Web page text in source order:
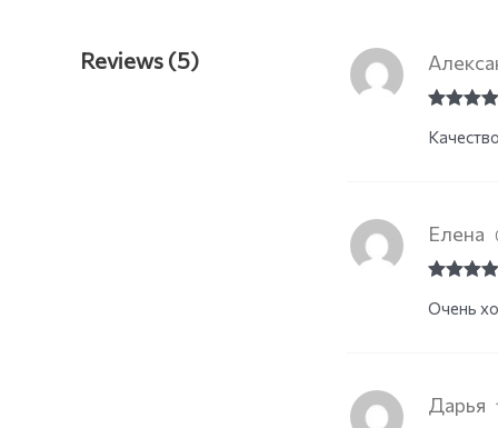
Reviews (5)
out of 5
of 5
Елена
Очень
Дарья